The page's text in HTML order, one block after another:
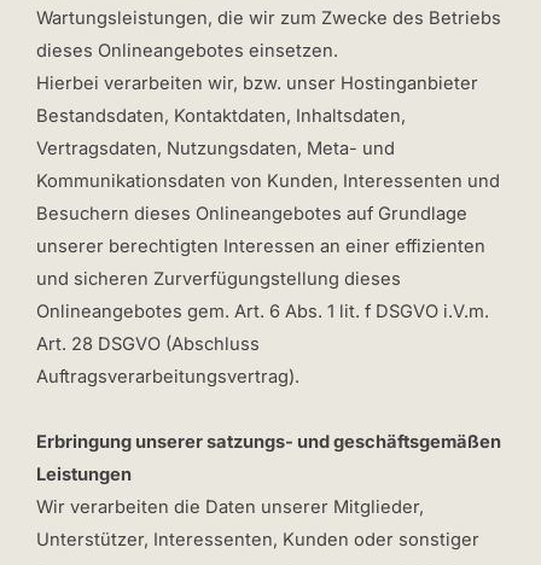
Wartungsleistungen, die wir zum Zwecke des Betriebs
dieses Onlineangebotes einsetzen.
Hierbei verarbeiten wir, bzw. unser Hostinganbieter
Bestandsdaten, Kontaktdaten, Inhaltsdaten,
Vertragsdaten, Nutzungsdaten, Meta- und
Kommunikationsdaten von Kunden, Interessenten und
Besuchern dieses Onlineangebotes auf Grundlage
unserer berechtigten Interessen an einer effizienten
und sicheren Zurverfügungstellung dieses
Onlineangebotes gem. Art. 6 Abs. 1 lit. f DSGVO i.V.m.
Art. 28 DSGVO (Abschluss
Auftragsverarbeitungsvertrag).
Erbringung unserer satzungs- und geschäftsgemäßen
Leistungen
Wir verarbeiten die Daten unserer Mitglieder,
Unterstützer, Interessenten, Kunden oder sonstiger